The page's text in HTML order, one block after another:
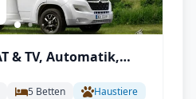
5 Betten Haustiere